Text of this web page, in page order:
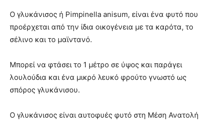
Ο γλυκάνισος ή Pimpinella anisum, είναι ένα φυτό που
προέρχεται από την ίδια οικογένεια με τα καρότα, το
σέλινο και το μαϊντανό.
Μπορεί να φτάσει το 1 μέτρο σε ύψος και παράγει
λουλούδια και ένα μικρό λευκό φρούτο γνωστό ως
σπόρος γλυκάνισου.
Ο γλυκάνισος είναι αυτοφυές φυτό στη Μέση Ανατολή